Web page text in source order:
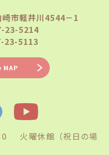
市軽井川4544－1
23-5214
23-5113
MAP
火曜休館（祝日の場